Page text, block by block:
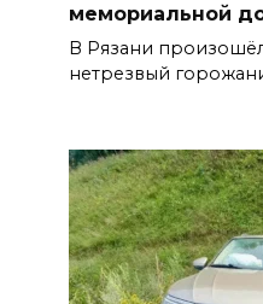
мемориальной
В Рязани
нетрезвый